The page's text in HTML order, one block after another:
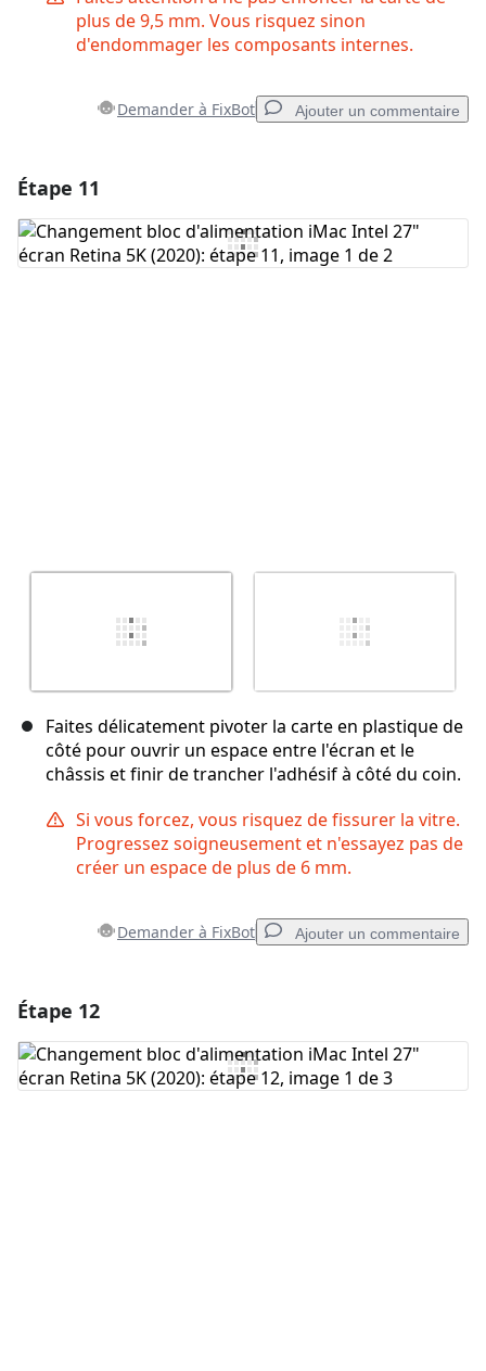
plus de 9,5 mm. Vous risquez sinon
d'endommager les composants internes.
Demander à FixBot Ajouter un commentaire
Ajouter un commentaire
Étape 11
Faites délicatement pivoter la carte en plastique de
côté pour ouvrir un espace entre l'écran et le
châssis et finir de trancher l'adhésif à côté du coin.
Si vous forcez, vous risquez de fissurer la vitre.
Progressez soigneusement et n'essayez pas de
créer un espace de plus de 6 mm.
Demander à FixBot Ajouter un commentaire
Ajouter un commentaire
Étape 12